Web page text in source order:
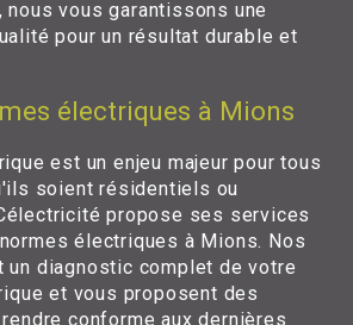
nous vous garantissons une
pour un résultat durable et
électriques à Mions
est un enjeu majeur pour tous
soient résidentiels ou
propose ses services
électriques à Mions. Nos
un diagnostic complet de votre
et vous proposent des
conforme aux dernières